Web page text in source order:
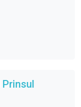
Prinsul